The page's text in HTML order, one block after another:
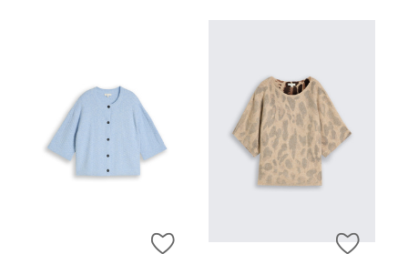
ZUR WUNSCHLISTE HINZUFÜGEN
ZUR